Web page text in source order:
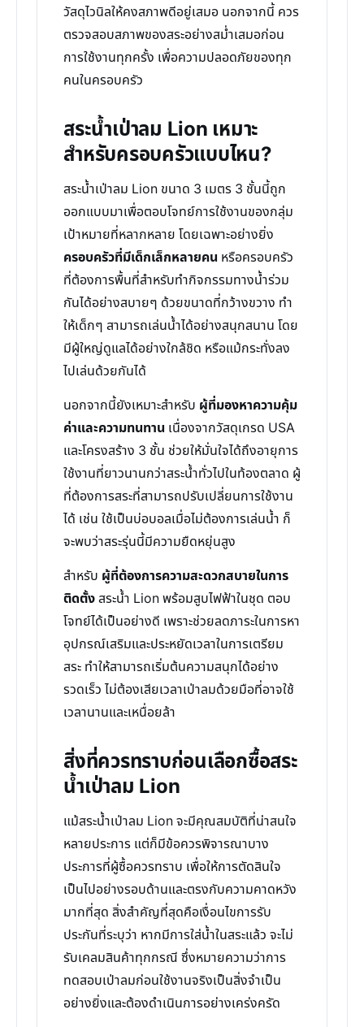
วัสดุไวนิลให้คงสภาพดีอยู่เสมอ นอกจากนี้ ควร
ตรวจสอบสภาพของสระอย่างสม่ำเสมอก่อน
การใช้งานทุกครั้ง เพื่อความปลอดภัยของทุก
คนในครอบครัว
สระน้ำเป่าลม Lion เหมาะ
สำหรับครอบครัวแบบไหน?
สระน้ำเป่าลม Lion ขนาด 3 เมตร 3 ชั้นนี้ถูก
ออกแบบมาเพื่อตอบโจทย์การใช้งานของกลุ่ม
เป้าหมายที่หลากหลาย โดยเฉพาะอย่างยิ่ง
ครอบครัวที่มีเด็กเล็กหลายคน หรือครอบครัว
ที่ต้องการพื้นที่สำหรับทำกิจกรรมทางน้ำร่วม
กันได้อย่างสบายๆ ด้วยขนาดที่กว้างขวาง ทำ
ให้เด็กๆ สามารถเล่นน้ำได้อย่างสนุกสนาน โดย
มีผู้ใหญ่ดูแลได้อย่างใกล้ชิด หรือแม้กระทั่งลง
ไปเล่นด้วยกันได้
นอกจากนี้ยังเหมาะสำหรับ ผู้ที่มองหาความคุ้ม
ค่าและความทนทาน เนื่องจากวัสดุเกรด USA
และโครงสร้าง 3 ชั้น ช่วยให้มั่นใจได้ถึงอายุการ
ใช้งานที่ยาวนานกว่าสระน้ำทั่วไปในท้องตลาด ผู้
ที่ต้องการสระที่สามารถปรับเปลี่ยนการใช้งาน
ได้ เช่น ใช้เป็นบ่อบอลเมื่อไม่ต้องการเล่นน้ำ ก็
จะพบว่าสระรุ่นนี้มีความยืดหยุ่นสูง
สำหรับ ผู้ที่ต้องการความสะดวกสบายในการ
ติดตั้งสระน้ำ Lion พร้อมสูบไฟฟ้าในชุด ตอบ
โจทย์ได้เป็นอย่างดี เพราะช่วยลดภาระในการหา
อุปกรณ์เสริมและประหยัดเวลาในการเตรียม
สระ ทำให้สามารถเริ่มต้นความสนุกได้อย่าง
รวดเร็ว ไม่ต้องเสียเวลาเป่าลมด้วยมือที่อาจใช้
เวลานานและเหนื่อยล้า
สิ่งที่ควรทราบก่อนเลือกซื้อสระ
น้ำเป่าลม Lion
แม้สระน้ำเป่าลม Lion จะมีคุณสมบัติที่น่าสนใจ
หลายประการ แต่ก็มีข้อควรพิจารณาบาง
ประการที่ผู้ซื้อควรทราบ เพื่อให้การตัดสินใจ
เป็นไปอย่างรอบด้านและตรงกับความคาดหวัง
มากที่สุด สิ่งสำคัญที่สุดคือเงื่อนไขการรับ
ประกันที่ระบุว่า หากมีการใส่น้ำในสระแล้ว จะไม่
รับเคลมสินค้าทุกกรณี ซึ่งหมายความว่าการ
ทดสอบเป่าลมก่อนใช้งานจริงเป็นสิ่งจำเป็น
อย่างยิ่งและต้องดำเนินการอย่างเคร่งครัด